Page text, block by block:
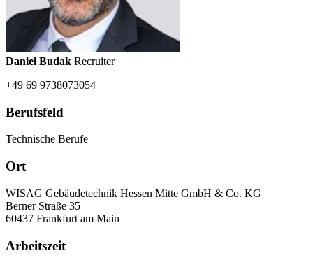
Daniel Budak Recruiter
+49 69 9738073054
Berufsfeld
Technische Berufe
Ort
WISAG Gebäudetechnik Hessen Mitte GmbH & Co. KG
Berner Straße 35
60437 Frankfurt am Main
Arbeitszeit